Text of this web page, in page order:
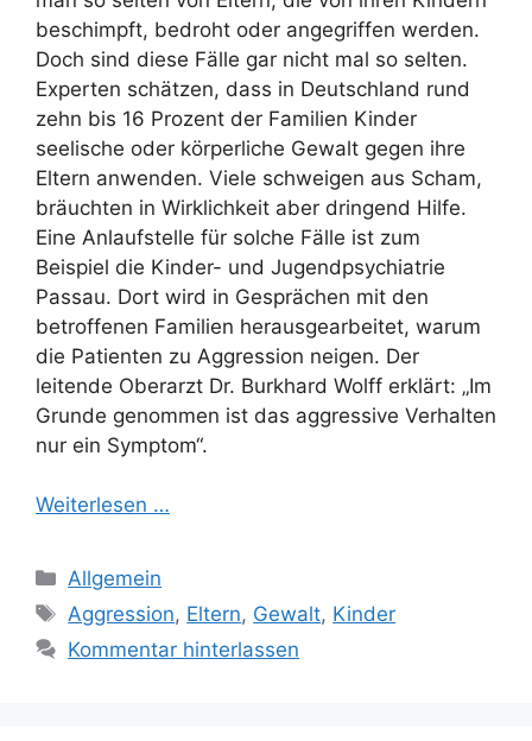
beschimpft, bedroht oder angegriffen werden.
Doch sind diese Fälle gar nicht mal so selten.
Experten schätzen, dass in Deutschland rund
zehn bis 16 Prozent der Familien Kinder
seelische oder körperliche Gewalt gegen ihre
Eltern anwenden. Viele schweigen aus Scham,
bräuchten in Wirklichkeit aber dringend Hilfe.
Eine Anlaufstelle für solche Fälle ist zum
Beispiel die Kinder- und Jugendpsychiatrie
Passau. Dort wird in Gesprächen mit den
betroffenen Familien herausgearbeitet, warum
die Patienten zu Aggression neigen. Der
leitende Oberarzt Dr. Burkhard Wolff erklärt: „Im
Grunde genommen ist das aggressive Verhalten
nur ein Symptom“.
Weiterlesen …
Kategorien
Allgemein
Schlagwörter
Aggression, Eltern, Gewalt, Kinder
Kommentar hinterlassen